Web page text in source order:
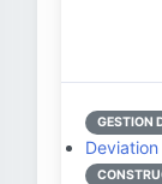
GESTION
Deviation